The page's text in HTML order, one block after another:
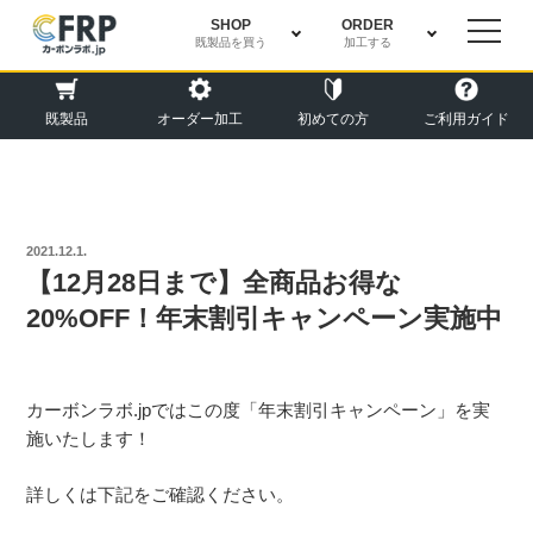
SHOP
既製品を買う
ORDER
加工する
既製品 オーダー加工 初めての方 ご利用ガイド
投
2021.12.1.
【12月28日まで】全商品お得な
20%OFF！年末割引キャンペーン実施中
カーボンラボ.jpではこの度「年末割引キャンペーン」を実
施いたします！
詳しくは下記をご確認ください。